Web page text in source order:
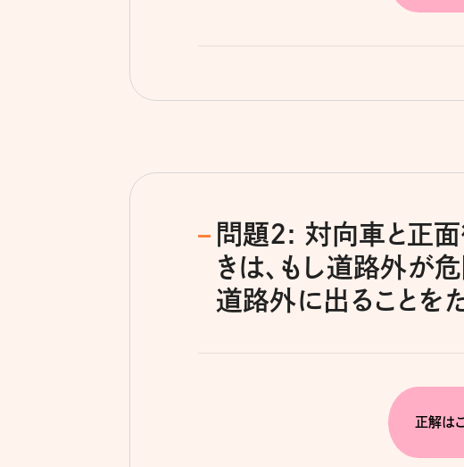
問題2: 対向車と正
きは、もし道路外が
道路外に出ることを
正解は